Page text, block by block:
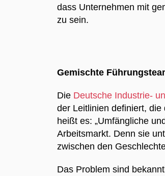
dass Unternehmen mit
zu sein.
Gemischte
Die Deutsche Industrie-
der Leitlinien definiert, die
heißt es: „Umfängliche
Arbeitsmarkt. Denn sie
zwischen den
Das Problem sind